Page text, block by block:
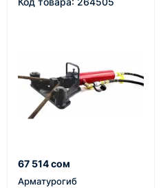
67 514 сом
Арматурогиб